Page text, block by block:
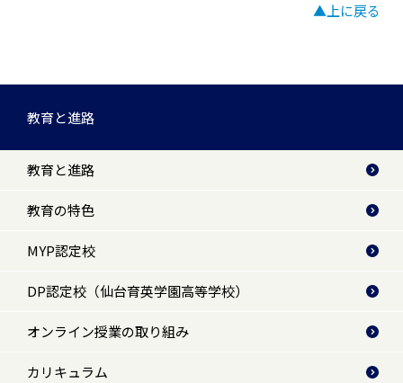
▲上に戻る
教育と進路
教育と進路
教育の特色
MYP認定校
DP認定校（仙台育英学園高等学校）
オンライン授業の取り組み
カリキュラム